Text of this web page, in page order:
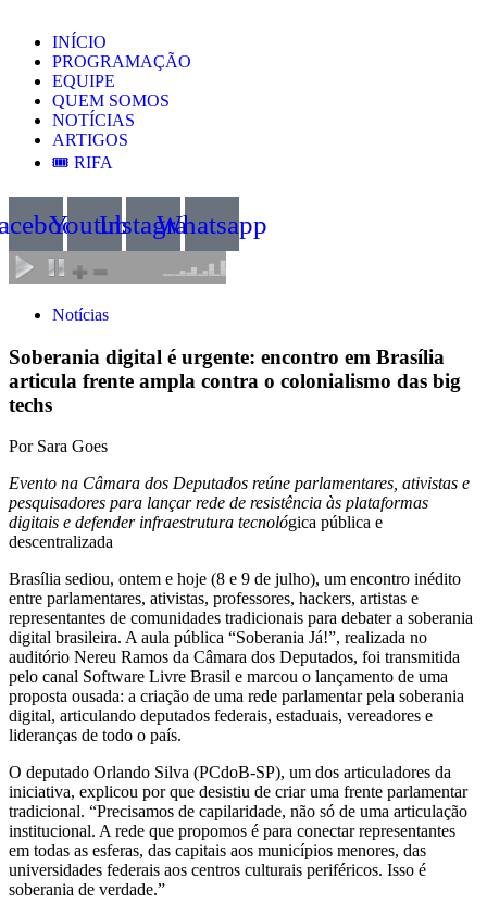
INÍCIO
PROGRAMAÇÃO
EQUIPE
QUEM SOMOS
NOTÍCIAS
ARTIGOS
🎟️ RIFA
YoutubeInstagramWhatsapp
Notícias
Soberania digital é urgente: encontro em Brasília
articula frente ampla contra o colonialismo das big
techs
Por Sara Goes
Evento na Câmara dos Deputados reúne parlamentares, ativistas e
pesquisadores para lançar rede de resistência às plataformas
digitais e defender infraestrutura tecnológica pública e
descentralizada
Brasília sediou, ontem e hoje (8 e 9 de julho), um encontro inédito
entre parlamentares, ativistas, professores, hackers, artistas e
representantes de comunidades tradicionais para debater a soberania
digital brasileira. A aula pública “Soberania Já!”, realizada no
auditório Nereu Ramos da Câmara dos Deputados, foi transmitida
pelo canal Software Livre Brasil e marcou o lançamento de uma
proposta ousada: a criação de uma rede parlamentar pela soberania
digital, articulando deputados federais, estaduais, vereadores e
lideranças de todo o país.
O deputado Orlando Silva (PCdoB-SP), um dos articuladores da
iniciativa, explicou por que desistiu de criar uma frente parlamentar
tradicional. “Precisamos de capilaridade, não só de uma articulação
institucional. A rede que propomos é para conectar representantes
em todas as esferas, das capitais aos municípios menores, das
universidades federais aos centros culturais periféricos. Isso é
soberania de verdade.”